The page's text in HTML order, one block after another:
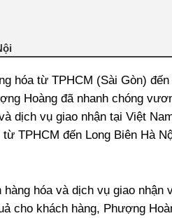
thức
đi Hà Nội?
đi Long Biên
hóa từ TPHCM (Sài Gòn) đến
Hoàng đã nhanh chóng
dịch vụ giao nhận tại Việt
TPHCM đến Long Biên Hà
hóa và dịch vụ giao nhận
cho khách hàng, Phượng